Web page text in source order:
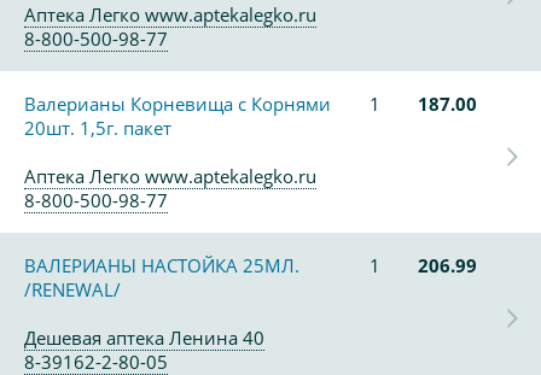
Аптека Легко www.aptekalegko.ru
8-800-500-98-77
Валерианы Корневища с Корнями
20шт. 1,5г. пакет
1 187.00
Аптека Легко www.aptekalegko.ru
8-800-500-98-77
ВАЛЕРИАНЫ НАСТОЙКА 25МЛ.
/RENEWAL/
1 206.99
Дешевая аптека Ленина 40
8-39162-2-80-05